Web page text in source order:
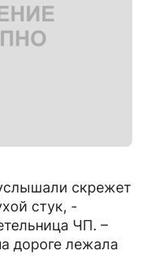
скрежет
стук, -
ЧП. –
дороге лежала